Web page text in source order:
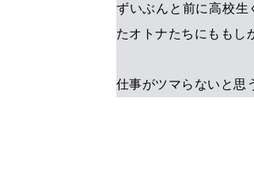
ずいぶんと前に高校生
たオトナたちにももし
仕事がツマらないと思